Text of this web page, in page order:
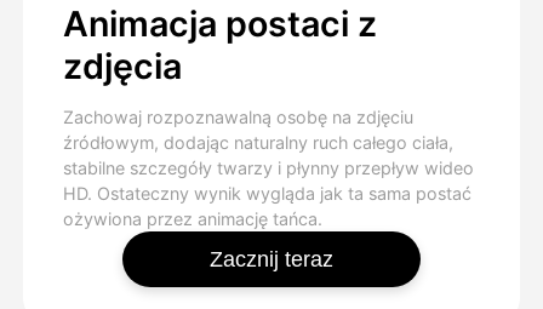
Animacja postaci z
zdjęcia
Zachowaj rozpoznawalną osobę na zdjęciu
źródłowym, dodając naturalny ruch całego ciała,
stabilne szczegóły twarzy i płynny przepływ wideo
HD. Ostateczny wynik wygląda jak ta sama postać
ożywiona przez animację tańca.
Zacznij teraz